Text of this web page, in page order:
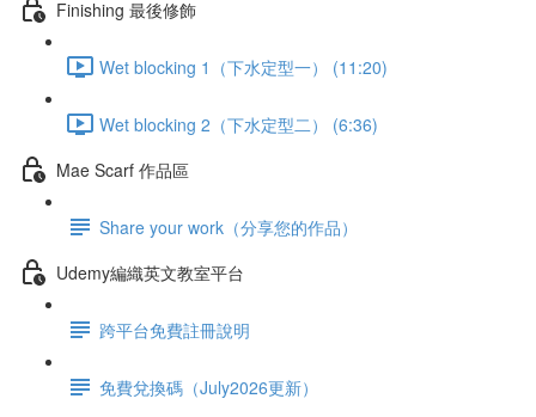
Finishing 最後修飾
Wet blocking 1（下水定型一） (11:20)
Wet blocking 2（下水定型二） (6:36)
Mae Scarf 作品區
Share your work（分享您的作品）
Udemy編織英文教室平台
跨平台免費註冊說明
免費兌換碼（July2026更新）